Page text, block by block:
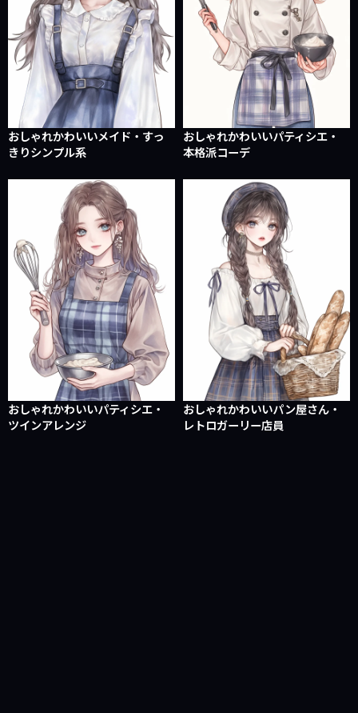
おしゃれかわいいメイド・すっ
きりシンプル系
おしゃれかわいいパティシエ・
本格派コーデ
おしゃれかわいいパティシエ・
ツインアレンジ
おしゃれかわいいパン屋さん・
レトロガーリー店員